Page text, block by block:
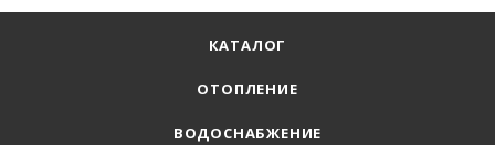
КАТАЛОГ
ОТОПЛЕНИЕ
ВОДОСНАБЖЕНИЕ